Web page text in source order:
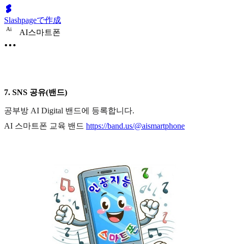
Slashpageで作成
Ai AI스마트폰
7. SNS 공유(밴드)
공부방 AI Digital 밴드에 등록합니다.
AI 스마트폰 교육 밴드 https://band.us/@aismartphone